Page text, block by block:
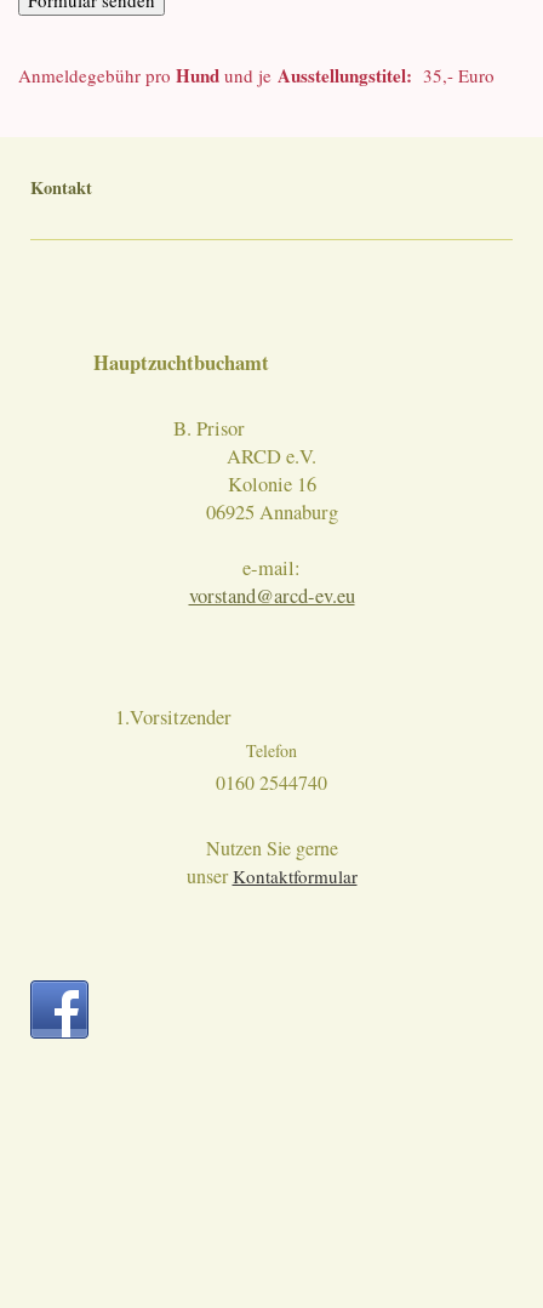
Anmeldegebühr pro Hund und je Ausstellungstitel: 35,- Euro
Kontakt
Hauptzuchtbuchamt
B. Prisor
ARCD e.V.
Kolonie 16
06925 Annaburg
e-mail:
vorstand@arcd-ev.eu
1.Vorsitzender
Telefon
0160 2544740
Nutzen Sie gerne
unser Kontaktformular